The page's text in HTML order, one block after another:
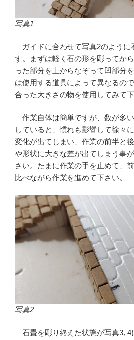
写真1
ガイドに合わせて写真2のように
す。まずは軽く石の形を彫ってか
った部分を上からなぞって凹部分
は使用する道具によって異なるの
合った大きさの物を使用してみて下
作業自体は簡単ですが、数が多
していると、慣れも影響して徐々
変化が出てしまい、作業の前半と
や形状に大きな差が出てしまう事
さい。たまに作業の手を止めて、
比べながら作業を進めて下さい。
写真2
石畳を彫り終えた状態が写真3､4